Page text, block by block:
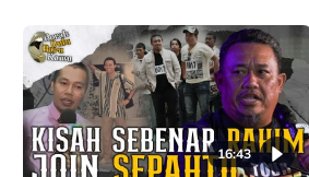
16:43